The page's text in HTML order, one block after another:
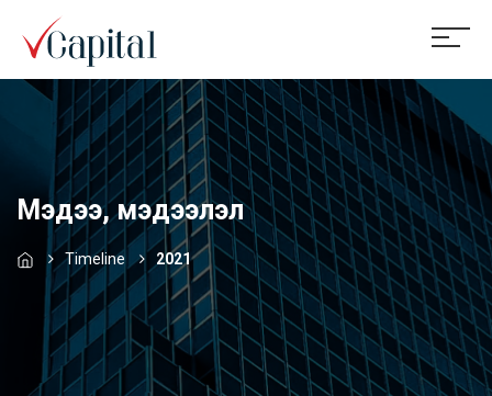
Мэдээ, мэдээлэл
Timeline 2021